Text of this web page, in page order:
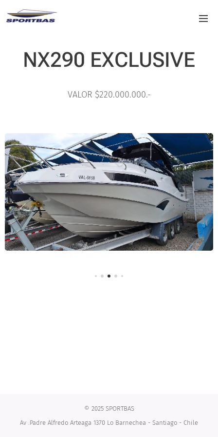
NX290 EXCLUSIVE
VALOR $220.000.000.-
© 2025 SPORTBAS
Av .Padre Alfredo Arteaga 1370 Lo Barnechea - Santiago - Chile